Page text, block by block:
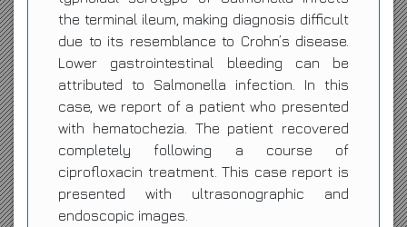
the terminal ileum, making diagnosis difficult
due to its resemblance to Crohn’s disease.
Lower gastrointestinal bleeding can be
attributed to Salmonella infection. In this
case, we report of a patient who presented
with hematochezia. The patient recovered
completely following a course of
ciprofloxacin treatment. This case report is
presented with ultrasonographic and
endoscopic images.